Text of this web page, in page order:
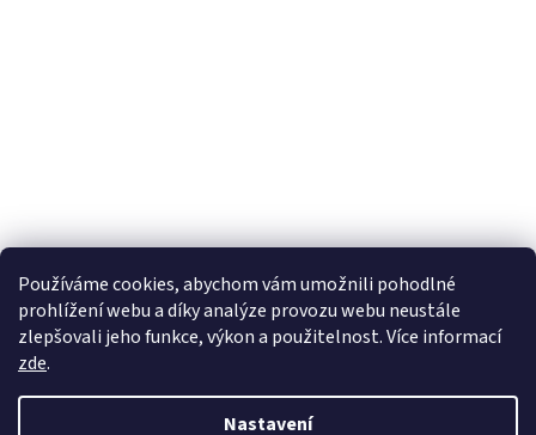
Používáme cookies, abychom vám umožnili pohodlné
prohlížení webu a díky analýze provozu webu neustále
zlepšovali jeho funkce, výkon a použitelnost. Více informací
zde.
Nastavení